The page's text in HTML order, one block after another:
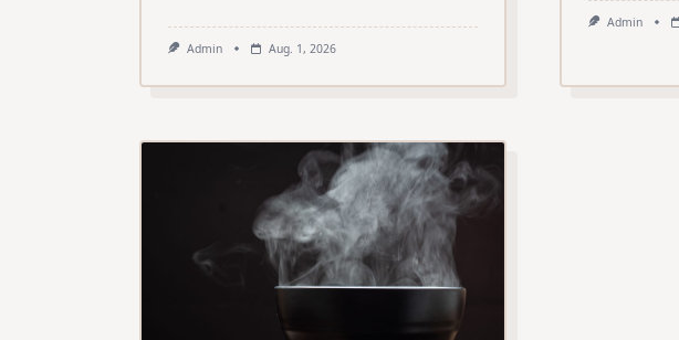
Admin Aug. 1, 2026
Admin